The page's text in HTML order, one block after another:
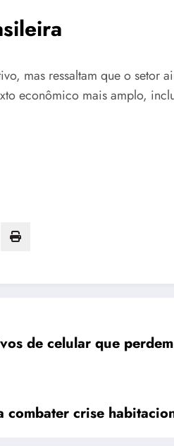
mas ressaltam que o
econômico mais amplo,
de celular que
combater crise